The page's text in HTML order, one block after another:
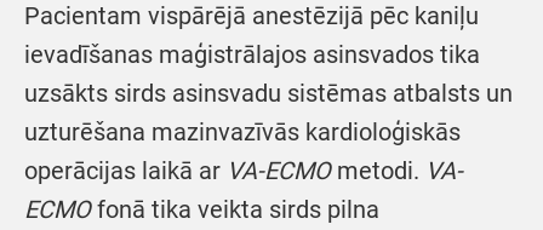
Pacientam vispārējā anestēzijā pēc kaniļu
ievadīšanas maģistrālajos asinsvados tika
uzsākts sirds asinsvadu sistēmas atbalsts un
uzturēšana mazinvazīvās kardioloģiskās
operācijas laikā ar VA-ECMOmetodi. VA-
ECMOfonā tika veikta sirds pilna